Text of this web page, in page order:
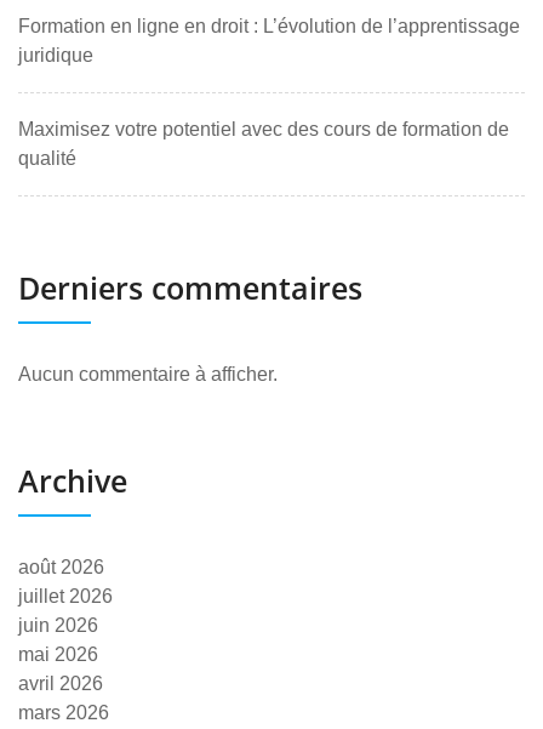
Formation en ligne en droit : L’évolution de l’apprentissage
juridique
Maximisez votre potentiel avec des cours de formation de
qualité
Derniers commentaires
Aucun commentaire à afficher.
Archive
août 2026
juillet 2026
juin 2026
mai 2026
avril 2026
mars 2026